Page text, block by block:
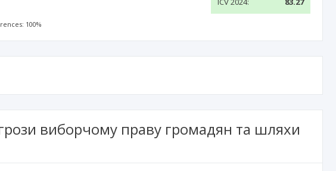
100%
виборчому праву громадян та шляхи